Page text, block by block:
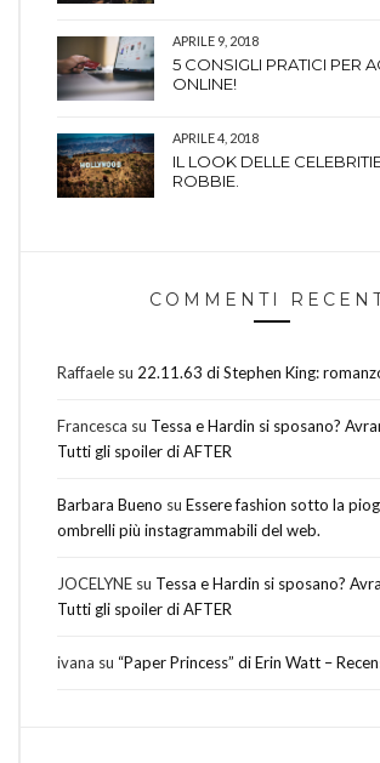
APRILE 9, 2018
5 CONSIGLI PRATICI PER
ONLINE!
APRILE 4, 2018
IL LOOK DELLE
ROBBIE.
COMMENTI
Raffaele su 22.11.63 di Stephen King:
Francesca su Tessa e Hardin si sposano?
Tutti gli spoiler di AFTER
Barbara Bueno su Essere fashion sotto la
ombrelli più instagrammabili del web.
JOCELYNE su Tessa e Hardin si sposano?
Tutti gli spoiler di AFTER
ivana su “Paper Princess” di Erin Watt –